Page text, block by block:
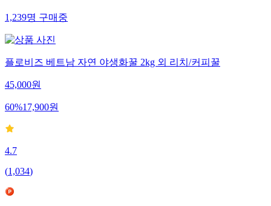
1,239명구매중
플로비즈 베트남 자연 야생화꿀 2kg 외 리치/커피꿀
45,000원
60%17,900원
4.7
(1,034)